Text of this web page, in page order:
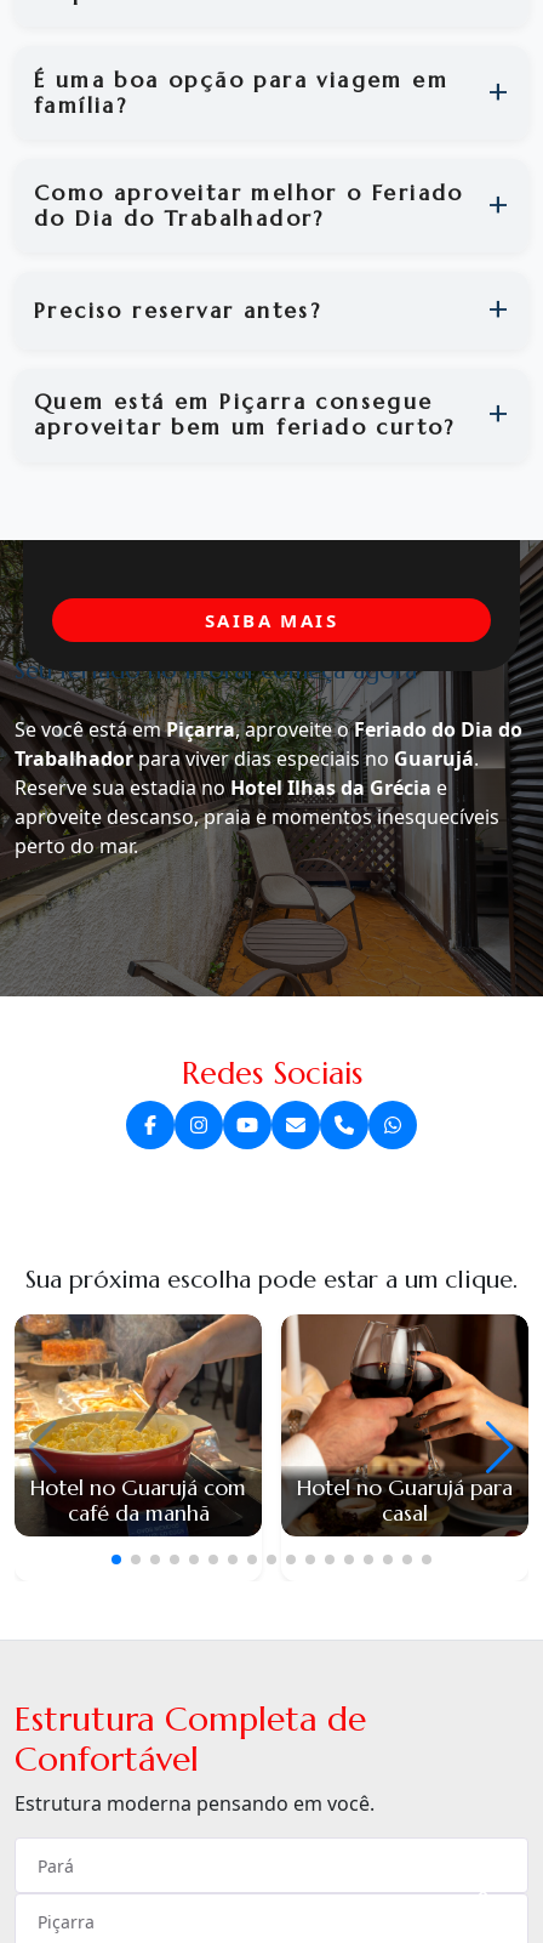
É uma boa opção para viagem em
família?
Como aproveitar melhor o Feriado
do Dia do Trabalhador?
Preciso reservar antes?
Quem está em Piçarra consegue
aproveitar bem um feriado curto?
Seu feriado no litoral começa agora
Se você está emPiçarra, aproveite oFeriado do Dia do
Trabalhadorpara viver dias especiais no Guarujá.
Reserve sua estadia no Hotel Ilhas da Grécia e
aproveite descanso, praia e momentos inesquecíveis
perto do mar.
SAIBA MAIS
Redes Sociais
Sua próxima escolha pode estar a um clique.
Hotel no Guarujá com
café da manhã
Hotel no Guarujá para
casal
Estrutura Completa de
Confortável
Estrutura moderna pensando em você.
×
Pará
Piçarra